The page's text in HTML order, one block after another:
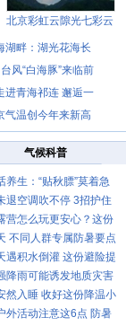
北京彩虹云隙光七彩云
湖畔：湖光花海长
台风“白海豚”来临前
进青海祁连 邂逅一
气温创今年来新高
气候科普
养生：“贴秋膘”莫着急
再防燥
退空调吹不停 3招护住
酸痛
营怎么玩更安心？这份
收好
不同人群专属防暑要点
遇积水倒灌 这份避险提
好
降雨可能诱发地质灾害
兆要知道
然入睡 收好这份降温小
外活动注意这6点 防暑